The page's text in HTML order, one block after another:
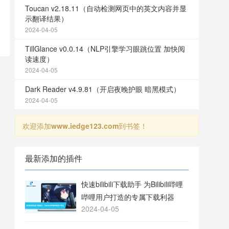
Toucan v2.18.11（自动检测网页中的英文内容并显
示翻译结果）
2024-04-05
TillGlance v0.0.14（NLP引擎学习眼跳位置 加快阅
读速度）
2024-04-05
Dark Reader v4.9.81（开启夜晚护眼 暗黑模式）
2024-04-05
欢迎添加www.iedge123.com到书签！
最新添加的插件
快速bilibili下载助手 为Bilibili哔哩
哔哩用户打造的专属下载利器
2024-04-05